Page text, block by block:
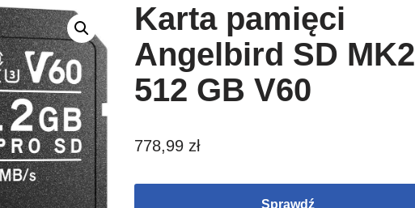
Karta pamięci
Angelbird SD MK2
512 GB V60
778,99 zł
Sprawdź